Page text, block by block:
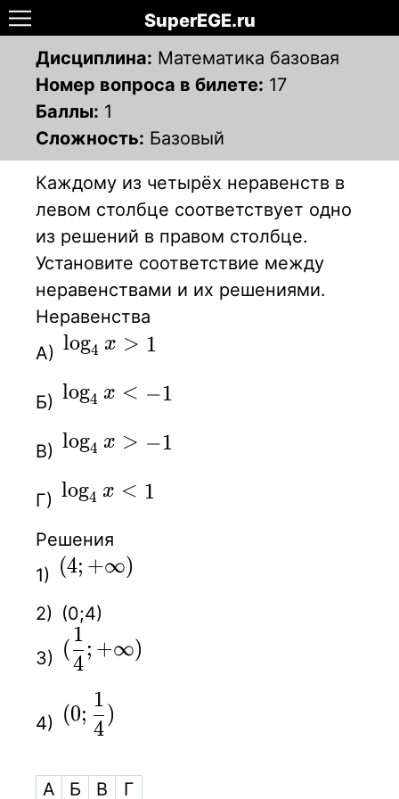
SuperEGE.ru
Дисциплина: Математика базовая
Номер вопроса в билете: 17
Баллы: 1
Сложность: Базовый
Каждому из четырёх неравенств в
левом столбце соответствует одно
из решений в правом столбце.
Установите соответствие между
неравенствами и их решениями.
Неравенства
А) \log_4x\gt1
log4 x > 1
Б) \log_4x\lt-1
log4 x < −1
В) \log_4x\gt-1
log4 x > −1
Г) \log_4x\lt1
log4 x < 1
Решения
1) (4;+\infty)
(4; +∞)
2) (0;4)
3)
\displaystyle {( {1\over
(
4
1
; +∞)
4)
\displaystyle (0;{1\over 4})
(0;
4
1
)
А Б В Г